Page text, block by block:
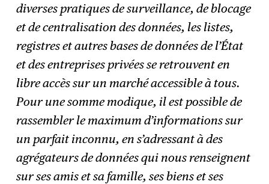
diverses pratiques de surveillance, de blocage
et de centralisation des données, les listes,
registres et autres bases de données de l’État
et des entreprises privées se retrouvent en
libre accès sur un marché accessible à tous.
Pour une somme modique, il est possible de
rassembler le maximum d’informations sur
un parfait inconnu, en s’adressant à des
agrégateurs de données qui nous renseignent
sur ses amis et sa famille, ses biens et ses